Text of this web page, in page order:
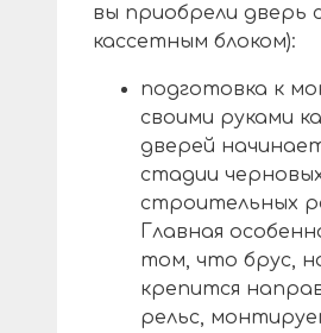
вы приобрели дверь
кассетным блоком):
подготовка к
своими руками
дверей
стадии
строительных
Главная
том, что брус,
крепится
рельс,